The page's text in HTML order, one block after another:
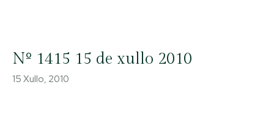
Nº 1415 15 de xullo 2010
15 Xullo, 2010